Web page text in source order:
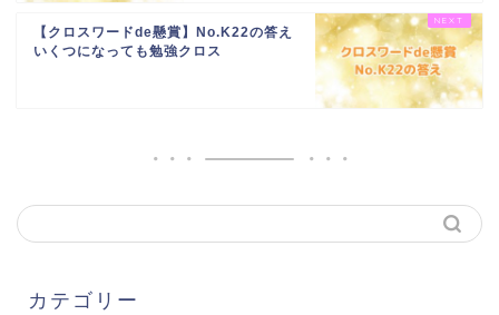
【クロスワードde懸賞】No.K22の答え
いくつになっても勉強クロス
カテゴリー